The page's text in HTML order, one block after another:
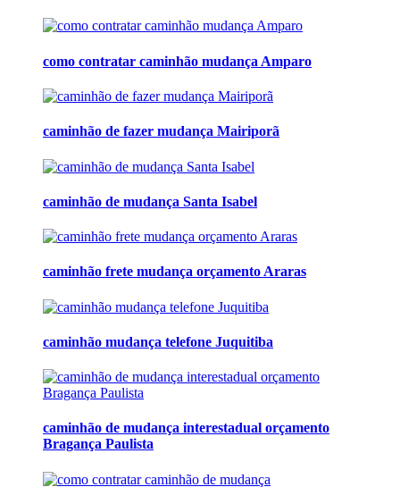
como contratar caminhão mudança Amparo
caminhão de fazer mudança Mairiporã
caminhão de mudança Santa Isabel
caminhão frete mudança orçamento Araras
caminhão mudança telefone Juquitiba
caminhão de mudança interestadual orçamento
Bragança Paulista